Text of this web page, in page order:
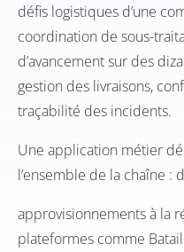
défis logistiques d’une
coordination de sous-
d’avancement sur des
gestion des livraisons,
traçabilité des incidents.
Une application métier
l’ensemble de la chaîne :
approvisionnements à la
plateformes comme